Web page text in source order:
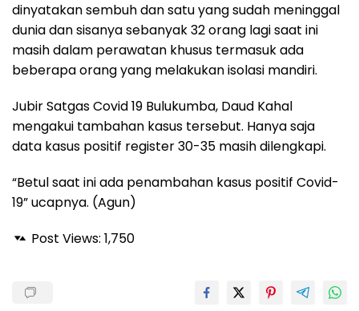
dinyatakan sembuh dan satu yang sudah meninggal
dunia dan sisanya sebanyak 32 orang lagi saat ini
masih dalam perawatan khusus termasuk ada
beberapa orang yang melakukan isolasi mandiri.
Jubir Satgas Covid 19 Bulukumba, Daud Kahal
mengakui tambahan kasus tersebut. Hanya saja
data kasus positif register 30-35 masih dilengkapi.
“Betul saat ini ada penambahan kasus positif Covid-
19” ucapnya. (Agun)
Post Views: 1,750